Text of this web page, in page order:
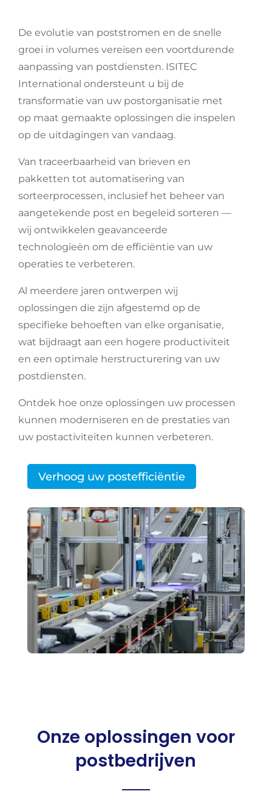
De evolutie van poststromen en de snelle
groei in volumes vereisen een voortdurende
aanpassing van postdiensten. ISITEC
International ondersteunt u bij de
transformatie van uw postorganisatie met
op maat gemaakte oplossingen die inspelen
op de uitdagingen van vandaag.
Van traceerbaarheid van brieven en
pakketten tot automatisering van
sorteerprocessen, inclusief het beheer van
aangetekende post en begeleid sorteren —
wij ontwikkelen geavanceerde
technologieën om de efficiëntie van uw
operaties te verbeteren.
Al meerdere jaren ontwerpen wij
oplossingen die zijn afgestemd op de
specifieke behoeften van elke organisatie,
wat bijdraagt aan een hogere productiviteit
en een optimale herstructurering van uw
postdiensten.
Ontdek hoe onze oplossingen uw processen
kunnen moderniseren en de prestaties van
uw postactiviteiten kunnen verbeteren.
Verhoog uw postefficiëntie
Onze oplossingen voor
postbedrijven